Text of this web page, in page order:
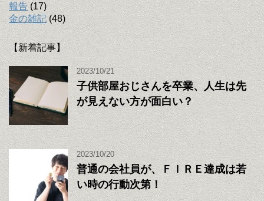
報告 (17)
金の雑記 (48)
【新着記事】
2023/10/21
子供部屋おじさんを卒業、人生は先
が見えない方が面白い？
2023/10/20
普通の会社員が、ＦＩＲＥ達成は若
い時の行動次第！